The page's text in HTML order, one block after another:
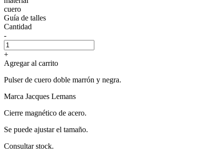
cuero
Guía de talles
Cantidad
-
+
Agregar al carrito
Pulser de cuero doble marrón y negra.
Marca Jacques Lemans
Cierre magnético de acero.
Se puede ajustar el tamaño.
Consultar stock.